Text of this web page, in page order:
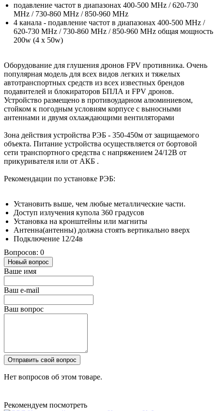
подавление частот в диапазонах 400-500 MHz / 620-730
MHz / 730-860 MHz / 850-960 MHz
4 канала - подавление частот в диапазонах 400-500 MHz /
620-730 MHz / 730-860 MHz / 850-960 MHz общая мощность
200w (4 х 50w)
Оборудование для глушения дронов FPV противника. Очень
популярная модель для всех видов легких и тяжелых
автотранспортных средств из всех известных брендов
подавителей и блокираторов БПЛА и FPV дронов.
Устройство размещено в противоударном алюминиевом,
стойком к погодным условиям корпусе с выносными
антеннами и двумя охлаждающими вентиляторами
Зона действия устройства РЭБ - 350-450м от защищаемого
объекта. Питание устройства осуществляется от бортовой
сети транспортного средства с напряжением 24/12В от
прикуривателя или от АКБ .
Рекомендации по установке РЭБ:
Установить выше, чем любые металлические части.
Доступ излучения купола 360 градусов
Установка на кронштейны или магниты
Антенна(антенны) должна стоять вертикально вверх
Подключение 12/24в
Вопросов: 0
Новый вопрос
Ваше имя
Ваш e-mail
Ваш вопрос
Отправить свой вопрос
Нет вопросов об этом товаре.
Рекомендуем посмотреть